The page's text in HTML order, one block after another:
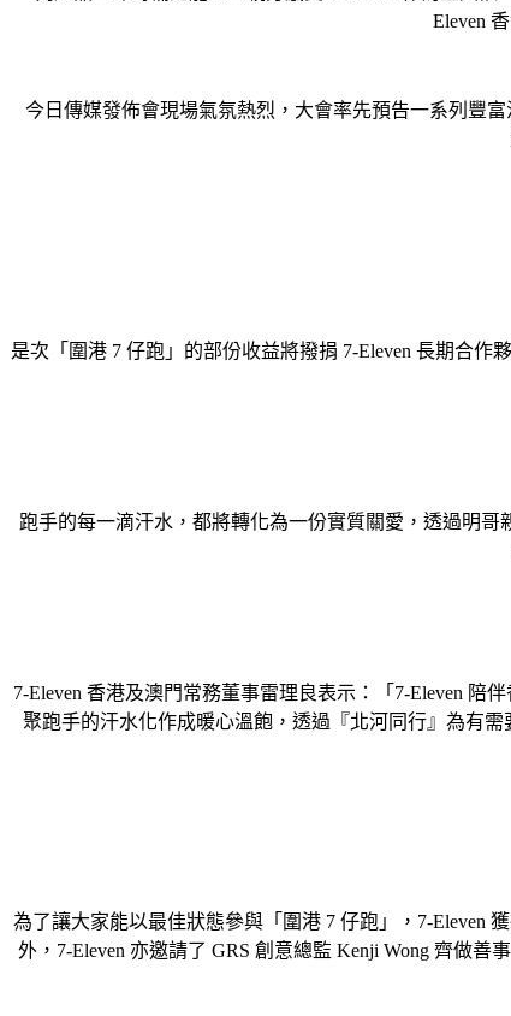
Eleven
今日傳媒發佈會現場氣氛熱烈，大會率先預告一系列豐富
是次「圍港 7 仔跑」的部份收益將撥捐 7-Eleven 長期合
跑手的每一滴汗水，都將轉化為一份實質關愛， 透過明哥
7-Eleven 香港及澳門常務董事雷理良表示：「7-Eleven 陪
聚跑手的汗水化作成暖心溫飽，透過『北河同行』為有需
為了讓大家能以最佳狀態參與「圍港 7 仔跑」，7-Eleven
外，7-Eleven 亦邀請了 GRS 創意總監 Kenji Wong 齊做